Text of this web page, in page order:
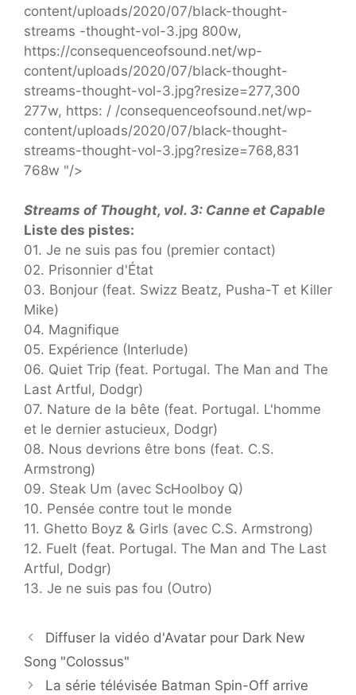
content/uploads/2020/07/black-thought-
streams -thought-vol-3.jpg 800w,
https://consequenceofsound.net/wp-
content/uploads/2020/07/black-thought-
streams-thought-vol-3.jpg?resize=277,300
277w, https: / /consequenceofsound.net/wp-
content/uploads/2020/07/black-thought-
streams-thought-vol-3.jpg?resize=768,831
768w "/>
Streams of Thought, vol. 3: Canne et Capable
Liste des pistes:
01. Je ne suis pas fou (premier contact)
02. Prisonnier d'État
03. Bonjour (feat. Swizz Beatz, Pusha-T et Killer
Mike)
04. Magnifique
05. Expérience (Interlude)
06. Quiet Trip (feat. Portugal. The Man and The
Last Artful, Dodgr)
07. Nature de la bête (feat. Portugal. L'homme
et le dernier astucieux, Dodgr)
08. Nous devrions être bons (feat. C.S.
Armstrong)
09. Steak Um (avec ScHoolboy Q)
10. Pensée contre tout le monde
11. Ghetto Boyz & Girls (avec C.S. Armstrong)
12. Fuelt (feat. Portugal. The Man and The Last
Artful, Dodgr)
13. Je ne suis pas fou (Outro)
Diffuser la vidéo d'Avatar pour Dark New
Song "Colossus"
La série télévisée Batman Spin-Off arrive